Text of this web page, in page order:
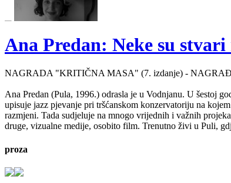
Ana Predan: Neke su
NAGRADA "KRITIČNA MASA" (7. izdanje) -
Ana Predan (Pula, 1996.) odrasla je u Vodnjanu. U šestoj
upisuje jazz pjevanje pri tršćanskom konzervatoriju na
razmjeni. Tada sudjeluje na mnogo vrijednih i važnih
druge, vizualne medije, osobito film. Trenutno živi u Puli,
proza